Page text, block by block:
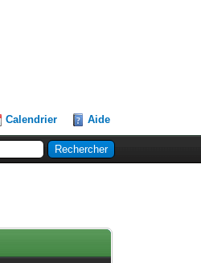
Calendrier Aide